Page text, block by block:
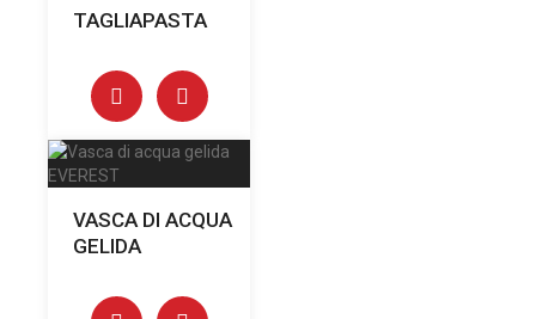
TAGLIAPASTA
VASCA DI ACQUA
GELIDA